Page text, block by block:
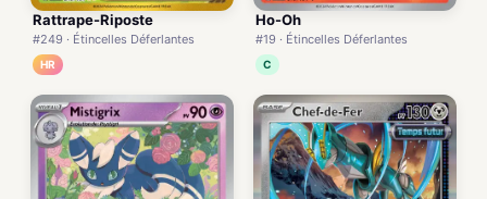
Rattrape-Riposte
#249 · Étincelles Déferlantes
HR
Ho-Oh
#19 · Étincelles Déferlantes
C